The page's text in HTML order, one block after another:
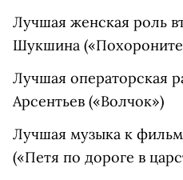
Лучшая женская роль
Шукшина
Лучшая операторская
Арсентьев («Волчок»)
Лучшая музыка к
(«Петя по дороге в